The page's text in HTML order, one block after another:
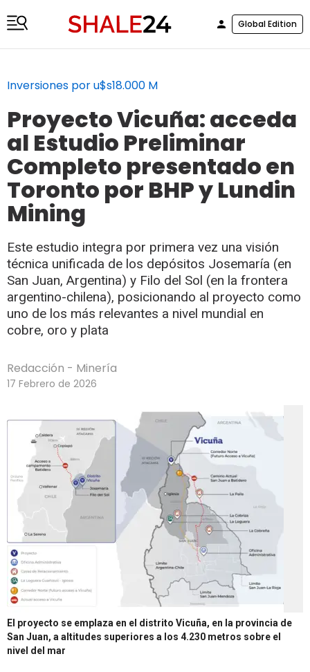
Global Edition
Inversiones por u$s18.000 M
Proyecto Vicuña: acceda
al Estudio Preliminar
Completo presentado en
Toronto por BHP y Lundin
Mining
Este estudio integra por primera vez una visión
técnica unificada de los depósitos Josemaría (en
San Juan, Argentina) y Filo del Sol (en la frontera
argentino-chilena), posicionando al proyecto como
uno de los más relevantes a nivel mundial en
cobre, oro y plata
Redacción - Minería
17 Febrero de 2026
El proyecto se emplaza en el distrito Vicuña, en la provincia de
San Juan, a altitudes superiores a los 4.230 metros sobre el
nivel del mar